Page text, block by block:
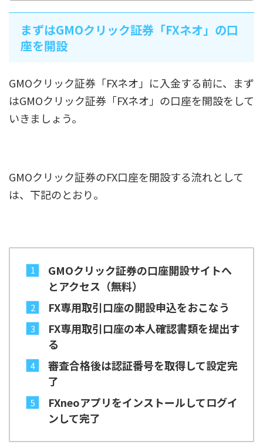
まずはGMOクリック証券「FXネオ」の口
座を開設
GMOクリック証券「FXネオ」に入金する前に、まず
はGMOクリック証券「FXネオ」の口座を開設をして
いきましょう。
GMOクリック証券のFX口座を開設する流れとして
は、下記のとおり。
GMOクリック証券の口座開設サイトへ
とアクセス（無料）
FX専用取引口座の開設申込をおこなう
FX専用取引口座の本人確認書類を提出す
る
審査合格後は認証番号を取得して設定完
了
FXneoアプリをインストールしてログイ
ンして完了